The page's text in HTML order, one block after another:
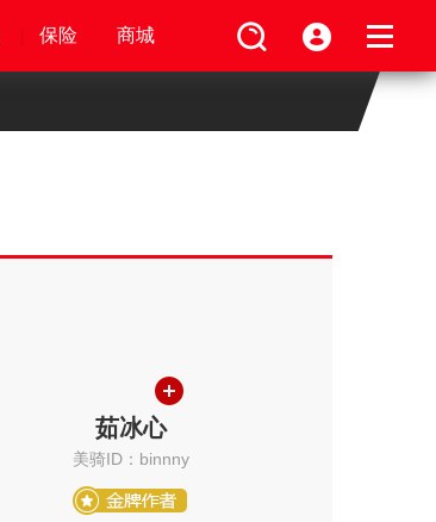
商城
保险 商城
保险 商城
保险 商城
茹冰心
美骑ID：binnny